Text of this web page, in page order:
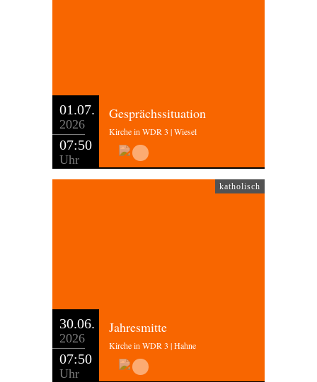
01.07.
2026
07:50
Uhr
Gesprächssituation
Kirche in WDR 3 | Wiesel
katholisch
30.06.
2026
07:50
Uhr
Jahresmitte
Kirche in WDR 3 | Hahne